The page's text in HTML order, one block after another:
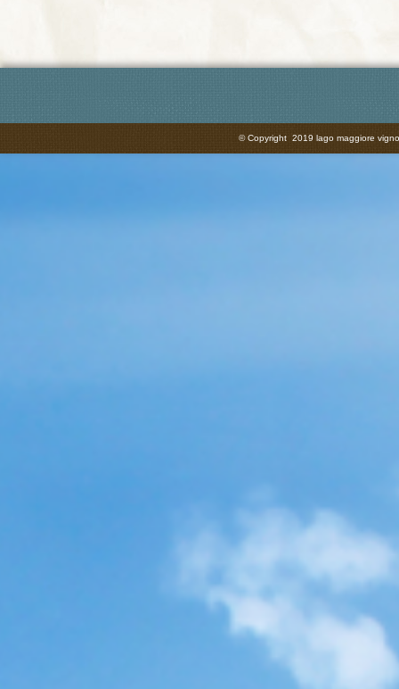
© Copyright 2019 lago maggiore